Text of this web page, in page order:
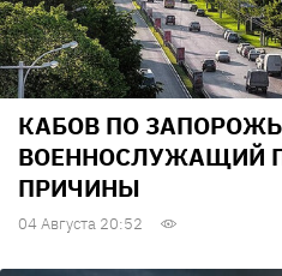
КАБОВ ПО
ВОЕННОСЛУЖАЩИЙ
ПРИЧИНЫ
04 Августа 20:52